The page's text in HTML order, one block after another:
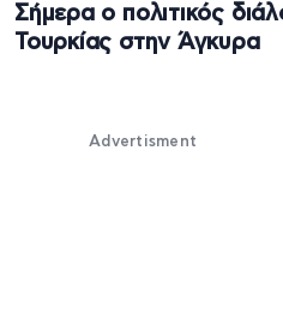
Σήμερα ο πολιτικός
Τουρκίας στην Άγκυρα
Advertisment